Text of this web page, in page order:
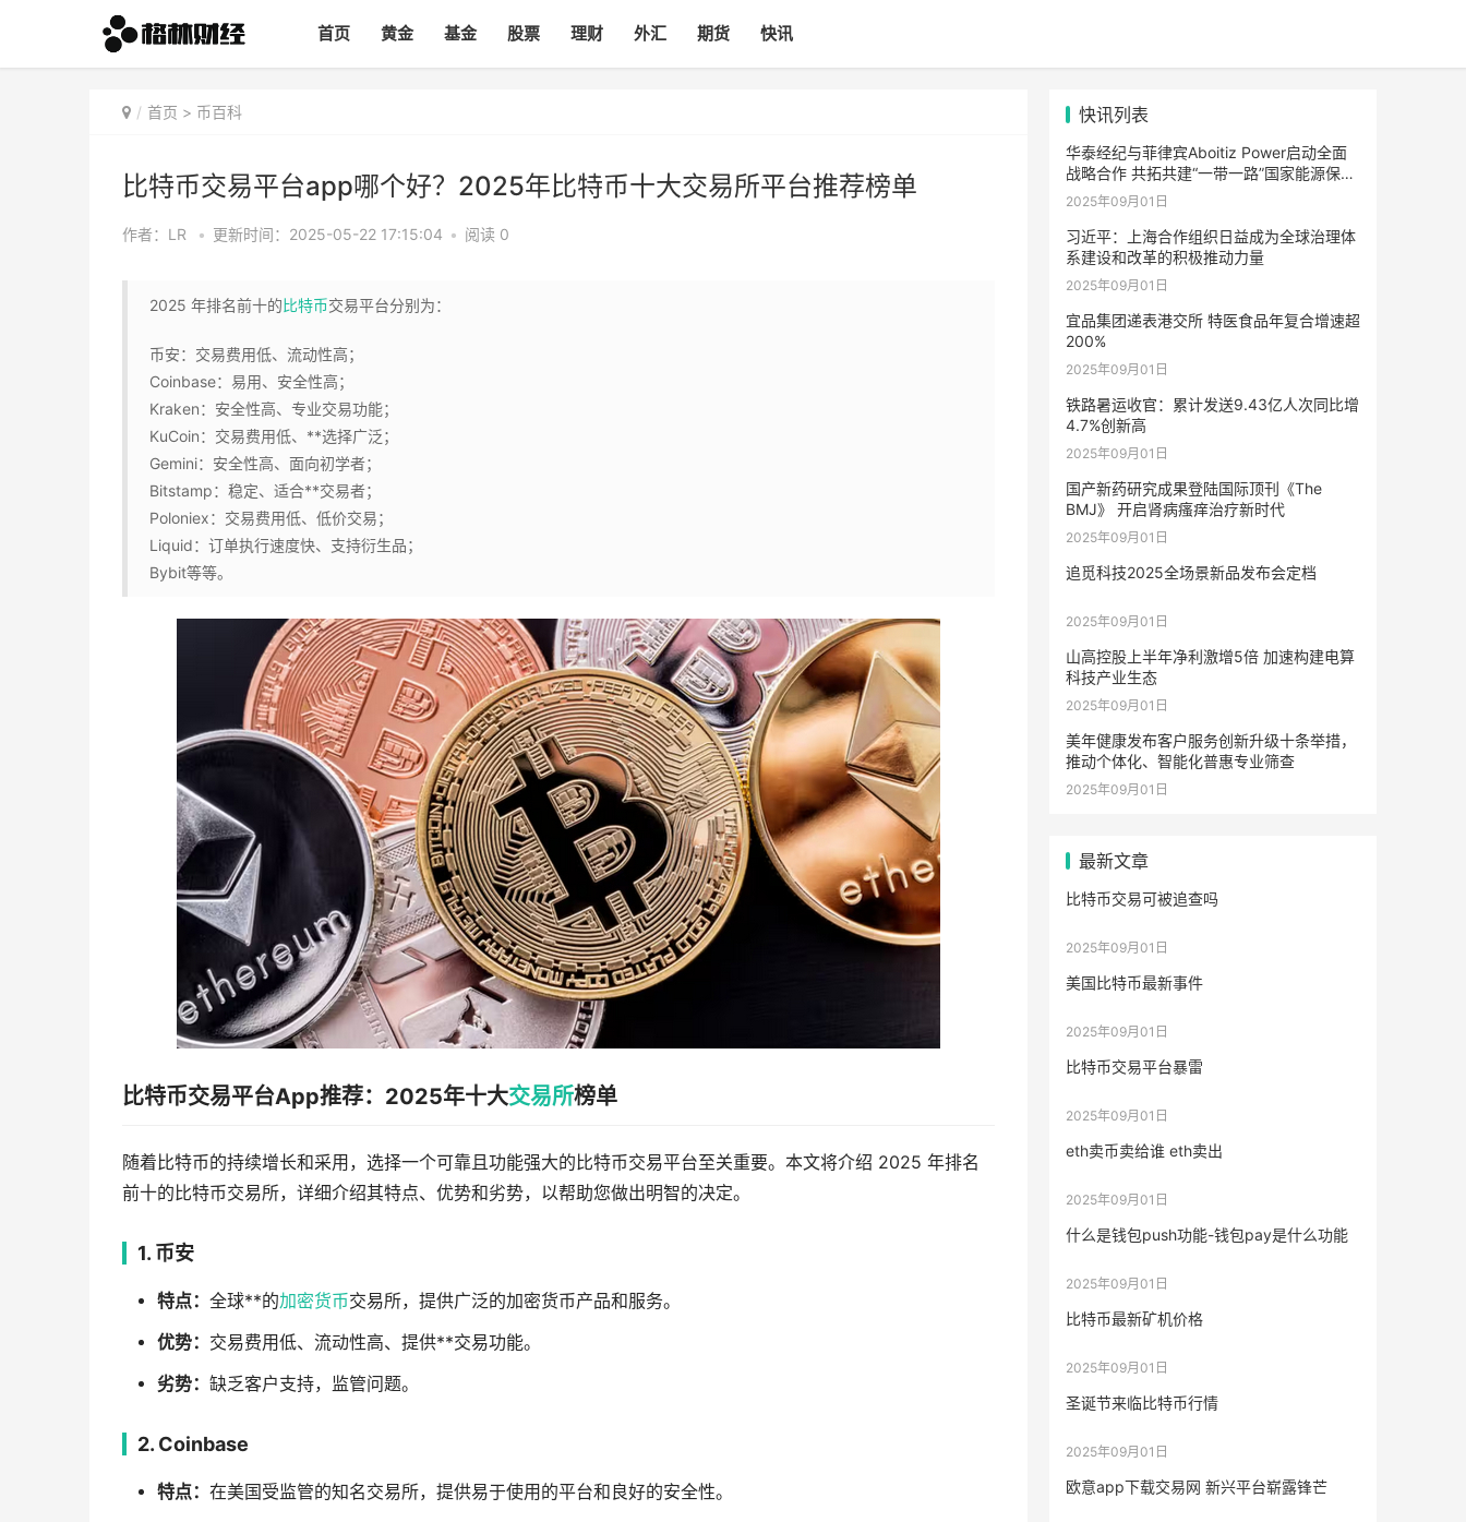
首页 黄金 基金 股票 理财 外汇 期货 快讯
首页 > 币百科
比特币交易平台app哪个好？2025年比特币十大交易所平台推荐榜单
作者：LR • 更新时间：2025-05-22 17:15:04 • 阅读 0
2025 年排名前十的比特币交易平台分别为：
币安：交易费用低、流动性高；
Coinbase：易用、安全性高；
Kraken：安全性高、专业交易功能；
KuCoin：交易费用低、**选择广泛；
Gemini：安全性高、面向初学者；
Bitstamp：稳定、适合**交易者；
Poloniex：交易费用低、低价交易；
Liquid：订单执行速度快、支持衍生品；
Bybit等等。
比特币交易平台App推荐：2025年十大交易所榜单
随着比特币的持续增长和采用，选择一个可靠且功能强大的比特币交易平台至关重要。本文将介绍 2025 年排名
前十的比特币交易所，详细介绍其特点、优势和劣势，以帮助您做出明智的决定。
1. 币安
特点： 全球**的加密货币交易所，提供广泛的加密货币产品和服务。
优势： 交易费用低、流动性高、提供**交易功能。
劣势： 缺乏客户支持，监管问题。
2. Coinbase
特点： 在美国受监管的知名交易所，提供易于使用的平台和良好的安全性。
快讯列表
华泰经纪与菲律宾Aboitiz Power启动全面
战略合作 共拓共建“一带一路”国家能源保险
市场合作新路径
2025年09月01日
习近平：上海合作组织日益成为全球治理体
系建设和改革的积极推动力量
2025年09月01日
宜品集团递表港交所 特医食品年复合增速超
200%
2025年09月01日
铁路暑运收官：累计发送9.43亿人次同比增
4.7%创新高
2025年09月01日
国产新药研究成果登陆国际顶刊《The
BMJ》 开启肾病瘙痒治疗新时代
2025年09月01日
追觅科技2025全场景新品发布会定档
2025年09月01日
山高控股上半年净利激增5倍 加速构建电算
科技产业生态
2025年09月01日
美年健康发布客户服务创新升级十条举措，
推动个体化、智能化普惠专业筛查
2025年09月01日
最新文章
比特币交易可被追查吗
2025年09月01日
美国比特币最新事件
2025年09月01日
比特币交易平台暴雷
2025年09月01日
eth卖币卖给谁 eth卖出
2025年09月01日
什么是钱包push功能-钱包pay是什么功能
2025年09月01日
比特币最新矿机价格
2025年09月01日
圣诞节来临比特币行情
2025年09月01日
欧意app下载交易网 新兴平台崭露锋芒